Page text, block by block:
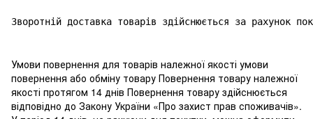
Зворотній доставка товарів здійснюється за рахунок
Умови повернення для товарів належної якості умови
повернення або обміну товару Повернення товару належної
якості протягом 14 днів Повернення товару здійснюється
відповідно до Закону України «Про захист прав споживачів».